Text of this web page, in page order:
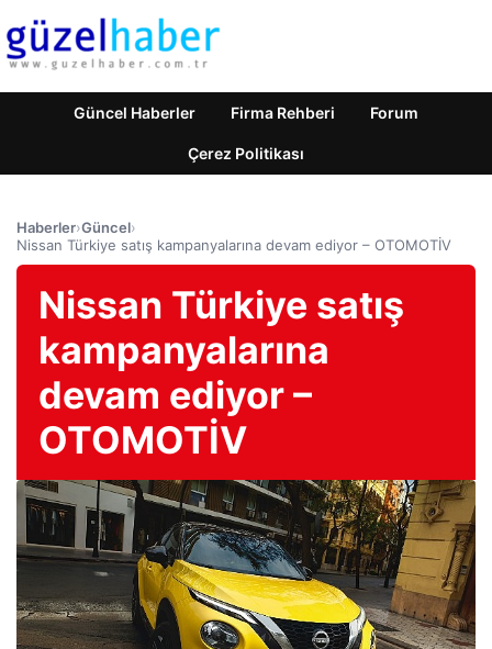
Güncel Haberler Firma Rehberi Forum
Çerez Politikası
Haberler›Güncel›
Nissan Türkiye satış kampanyalarına devam ediyor – OTOMOTİV
Nissan Türkiye satış
kampanyalarına
devam ediyor –
OTOMOTİV